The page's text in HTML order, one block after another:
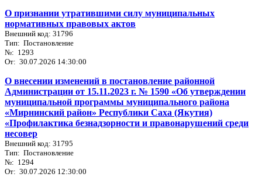
О признании утратившими силу муниципальных
нормативных правовых актов
Внешний код: 31796
Тип: Постановление
№: 1293
От: 30.07.2026 14:30:00
О внесении изменений в постановление районной
Администрации от 15.11.2023 г. № 1590 «Об утверждении
муниципальной программы муниципального района
«Мирнинский район» Республики Саха (Якутия)
«Профилактика безнадзорности и правонарушений среди
несовер
Внешний код: 31795
Тип: Постановление
№: 1294
От: 30.07.2026 12:30:00